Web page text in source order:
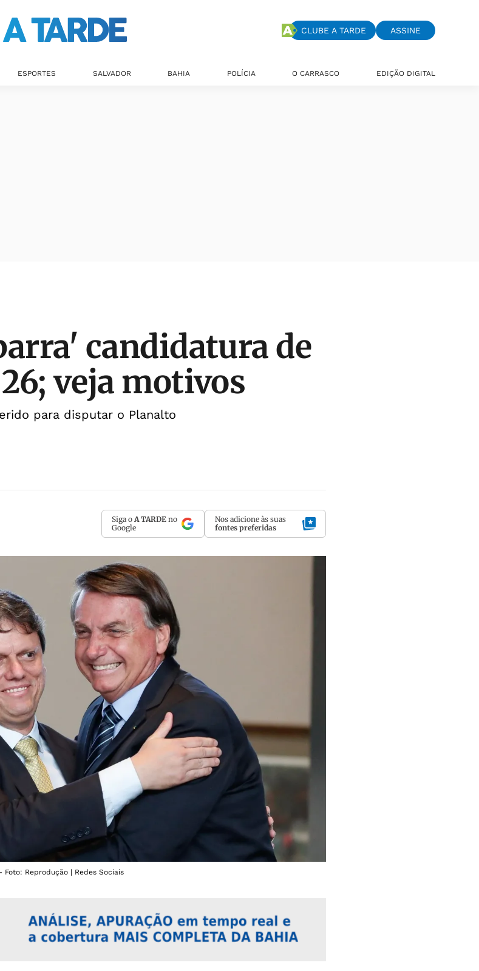
CLUBE A TARDE ASSINE
ESPORTES SALVADOR BAHIA POLÍCIA O CARRASCO EDIÇÃO DIGITAL
candidatura de
veja motivos
para disputar o Planalto
Siga o A TARDE no
Google
Nos adicione às suas
fontes preferidas
Reprodução | Redes Sociais